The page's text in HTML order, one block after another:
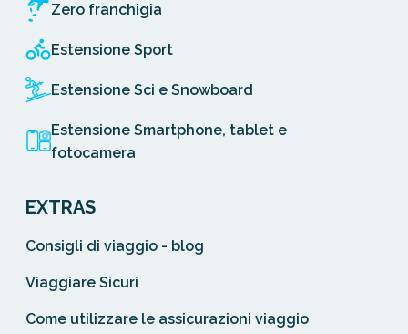
Zero franchigia
Estensione Sport
Estensione Sci e Snowboard
Estensione Smartphone, tablet e
fotocamera
EXTRAS
Consigli di viaggio - blog
Viaggiare Sicuri
Come utilizzare le assicurazioni viaggio